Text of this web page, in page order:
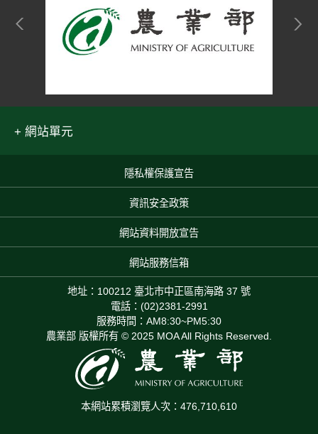
網站單元
隱私權保護宣告
資訊安全政策
網站資料開放宣告
網站服務信箱
地址：100212 臺北市中正區南海路 37 號
電話：(02)2381-2991
服務時間：AM8:30~PM5:30
農業部 版權所有 © 2025 MOA All Rights Reserved.
本網站累積瀏覽人次：476,710,610